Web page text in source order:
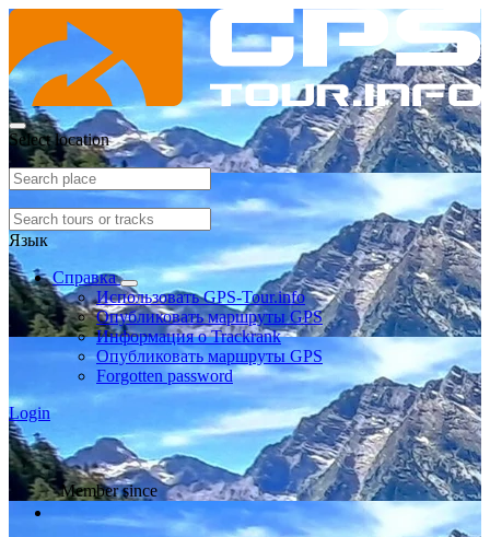
Select location
Язык
Справка
Использовать GPS-Tour.info
Опубликовать маршруты GPS
Информация о Trackrank
Опубликовать маршруты GPS
Forgotten password
Login
Member since